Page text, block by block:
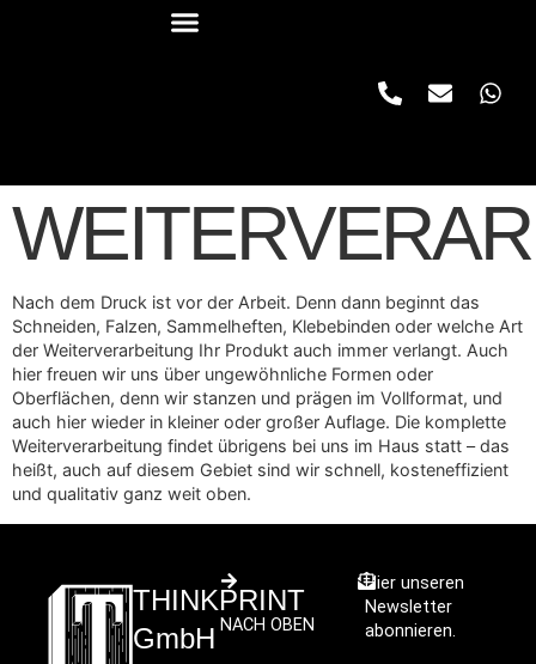
Nach dem Druck ist vor der Arbeit. Denn dann beginnt das
Schneiden, Falzen, Sammelheften, Klebebinden oder welche Art
der Weiterverarbeitung Ihr Produkt auch immer verlangt. Auch
hier freuen wir uns über ungewöhnliche Formen oder
Oberflächen, denn wir stanzen und prägen im Vollformat, und
auch hier wieder in kleiner oder großer Auflage. Die komplette
Weiterverarbeitung findet übrigens bei uns im Haus statt – das
heißt, auch auf diesem Gebiet sind wir schnell, kosteneffizient
und qualitativ ganz weit oben.
THINKPRINT
GmbH NACH OBEN
Hier unseren
Newsletter
abonnieren.